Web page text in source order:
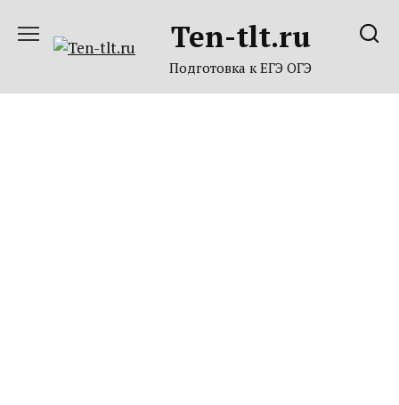
содержанию
Ten-tlt.ru
Подготовка к ЕГЭ ОГЭ